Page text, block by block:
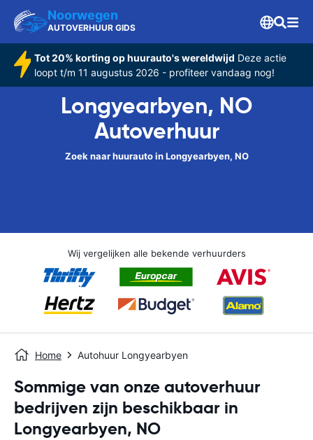
Noorwegen
AUTOVERHUUR GIDS
Tot 20% korting op huurauto's wereldwijd Deze actie
loopt t/m 11 augustus 2026 - profiteer vandaag nog!
Longyearbyen, NO
Autoverhuur
Zoek naar huurauto in Longyearbyen, NO
Wij vergelijken alle bekende verhuurders
Home Autohuur Longyearbyen
Sommige van onze autoverhuur
bedrijven zijn beschikbaar in
Longyearbyen, NO